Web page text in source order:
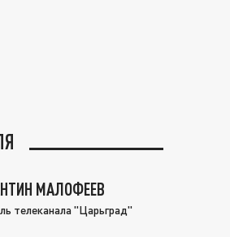
МАЛОФЕЕВ
телеканала "Царьград"